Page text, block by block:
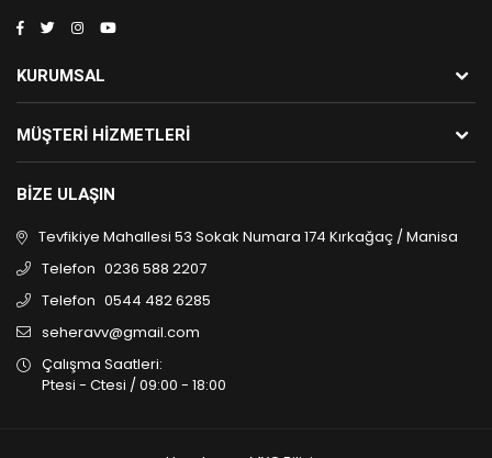
KURUMSAL
MÜŞTERI HIZMETLERI
BIZE ULAŞIN
Tevfikiye Mahallesi 53 Sokak Numara 174 Kırkağaç / Manisa
Telefon 0236 588 2207
Telefon 0544 482 6285
seheravv@gmail.com
Çalışma Saatleri:
Ptesi - Ctesi / 09:00 - 18:00